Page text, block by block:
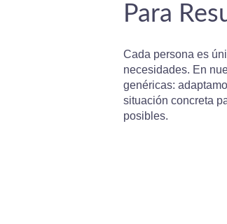
Para
Cada persona es
necesidades. En
genéricas:
situación concreta
posibles.